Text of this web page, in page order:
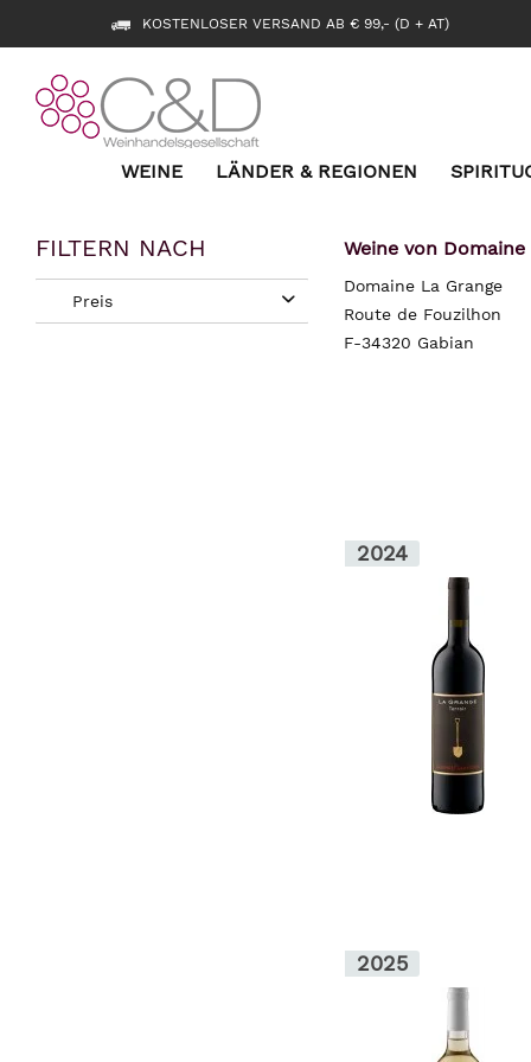
KOSTENLOSER VERSAND AB € 99,- (D + AT)
WEINE LÄNDER & REGIONEN
FILTERN NACH
Preis
Weine von Domaine
Domaine La Grange
Route de Fouzilhon
F-34320 Gabian
2024
2025